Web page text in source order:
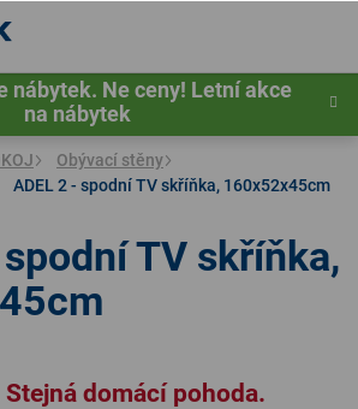
nábytek. Ne ceny! Letní akce
na nábytek
Obývací stěny
ADEL 2 - spodní TV skříňka, 160x52x45cm
domácí pohoda.
TV skříňka,